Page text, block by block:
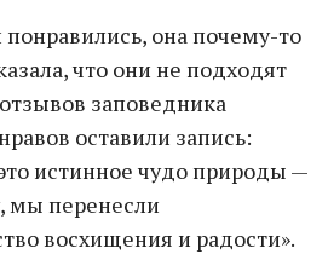
она почему-то
что они не подходят
заповедника
оставили запись:
истинное чудо природы —
мы перенесли
восхищения и радости».